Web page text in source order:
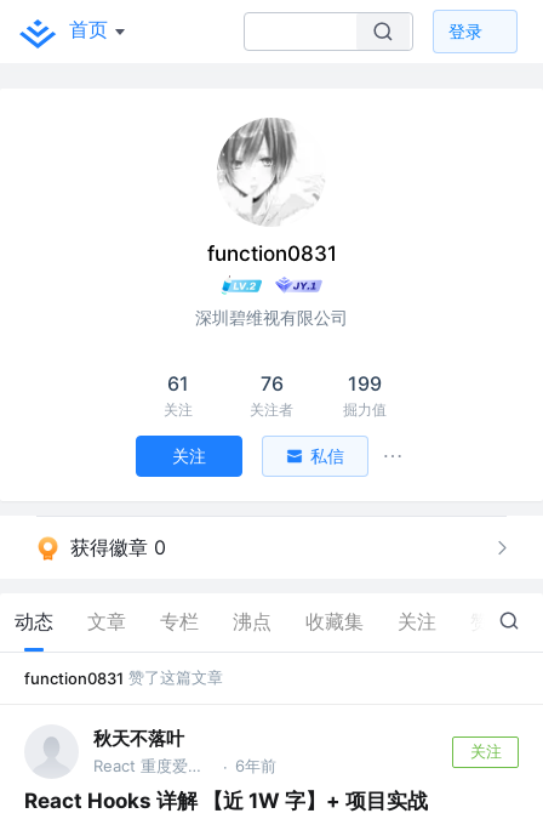
首页 登录
function0831
深圳碧维视有限公司
61
关注
76
关注者
199
掘力值
关注 私信
获得徽章 0
动态 文章 专栏 沸点 收藏集 关注 1.1K
function0831 赞了这篇文章
秋天不落叶
React 重度爱好者 · 6年前
关注
React Hooks 详解 【近 1W 字】+ 项目实战